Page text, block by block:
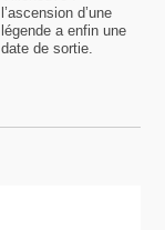
l’ascension d’une
légende a enfin une
date de sortie.